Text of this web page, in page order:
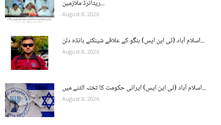
ریٹائرڈ ملازمین...
August 8, 2026
اسلام آباد (ٹی این ایس) ہنگو کے علاقے شینکئے بانڈہ دلن...
August 8, 2026
اسلام آباد (ٹی این ایس) ایرانی حکومت کا تختہ الٹنے میں...
August 8, 2026